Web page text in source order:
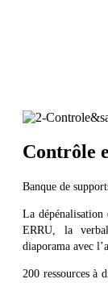
Contrôle
Banque de
La
ERRU, la
diaporama avec
200 ressources à